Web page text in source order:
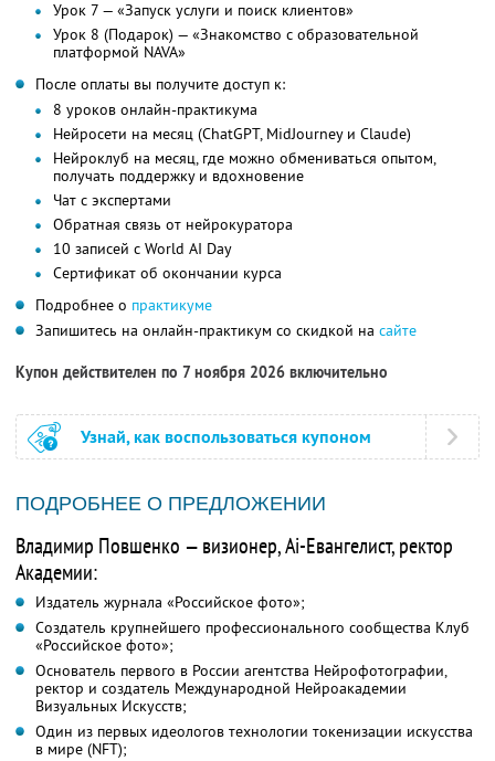
Урок 7 — «Запуск услуги и поиск клиентов»
Урок 8 (Подарок) — «Знакомство с образовательной
платформой NAVA»
После оплаты вы получите доступ к:
8 уроков онлайн-практикума
Нейросети на месяц (ChatGPT, MidJourney и Claude)
Нейроклуб на месяц, где можно обмениваться опытом,
получать поддержку и вдохновение
Чат с экспертами
Обратная связь от нейрокуратора
10 записей с World AI Day
Сертификат об окончании курса
Подробнее о практикуме
Запишитесь на онлайн-практикум со скидкой на сайте
Купон действителен по 7 ноября 2026 включительно
Узнай, как воспользоваться купоном
ПОДРОБНЕЕ О ПРЕДЛОЖЕНИИ
Владимир Повшенко — визионер, Ai-Евангелист, ректор
Академии:
Издатель журнала «Российское фото»;
Создатель крупнейшего профессионального сообщества Клуб
«Российское фото»;
Основатель первого в России агентства Нейрофотографии,
ректор и создатель Международной Нейроакадемии
Визуальных Искусств;
Один из первых идеологов технологии токенизации искусства
в мире (NFT);